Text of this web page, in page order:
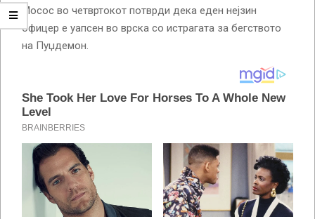
Мосос во четвртокот потврди дека еден нејзин
офицер е уапсен во врска со истрагата за бегството
на Пуџдемон.